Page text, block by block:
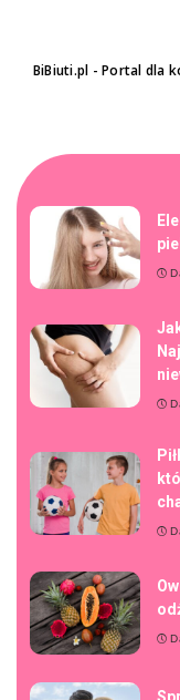
BiBiuti.pl - Portal dla